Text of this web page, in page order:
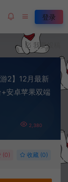
登录
我要投稿
2】12月最新
安卓苹果双端
2,380
(0) 收藏 (0)